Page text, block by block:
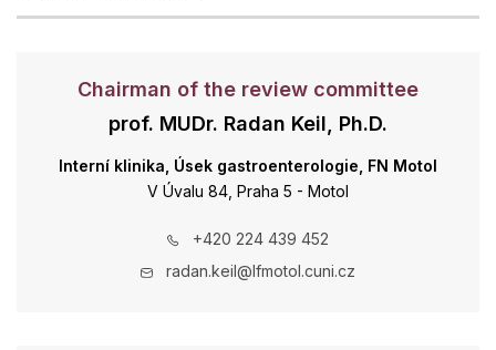
Chairman of the review committee
prof. MUDr. Radan Keil, Ph.D.
Interní klinika, Úsek gastroenterologie, FN Motol
V Úvalu 84, Praha 5 - Motol
+420 224 439 452
radan.keil@lfmotol.cuni.cz